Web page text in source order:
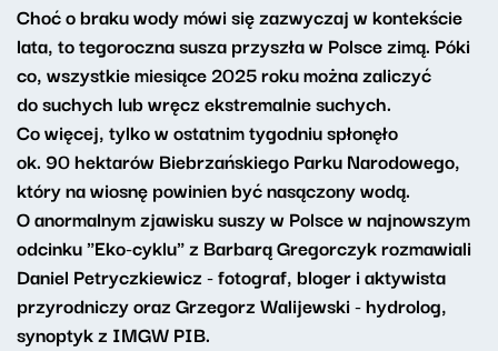
Choć o braku wody mówi się zazwyczaj w kontekście
lata, to tegoroczna susza przyszła w Polsce zimą. Póki
co, wszystkie miesiące 2025 roku można zaliczyć
do suchych lub wręcz ekstremalnie suchych.
Co więcej, tylko w ostatnim tygodniu spłonęło
ok. 90 hektarów Biebrzańskiego Parku Narodowego,
który na wiosnę powinien być nasączony wodą.
O anormalnym zjawisku suszy w Polsce w najnowszym
odcinku "Eko-cyklu" z Barbarą Gregorczyk rozmawiali
Daniel Petryczkiewicz - fotograf, bloger i aktywista
przyrodniczy oraz Grzegorz Walijewski - hydrolog,
synoptyk z IMGW PIB.